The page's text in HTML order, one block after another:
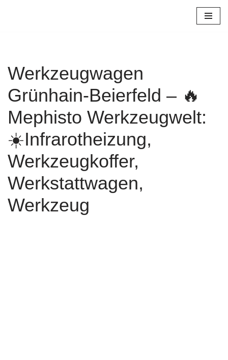
Werkzeugwagen
Grünhain-Beierfeld – 🔥
Mephisto Werkzeugwelt:
☀️Infrarotheizung,
Werkzeugkoffer,
Werkstattwagen,
Werkzeug